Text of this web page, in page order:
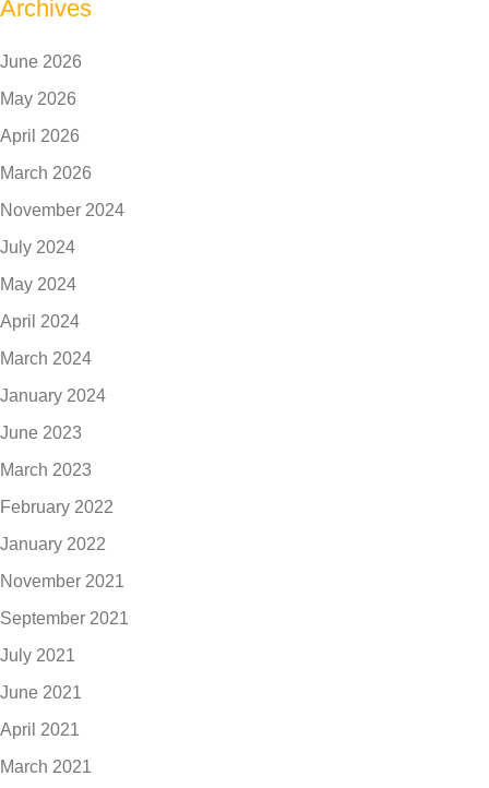
Archives
June 2026
May 2026
April 2026
March 2026
November 2024
July 2024
May 2024
April 2024
March 2024
January 2024
June 2023
March 2023
February 2022
January 2022
November 2021
September 2021
July 2021
June 2021
April 2021
March 2021